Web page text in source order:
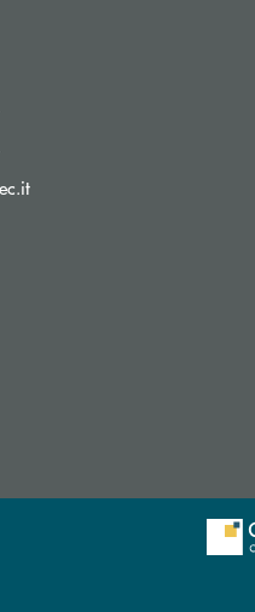
(si apre l’app di posta
(si apre l’app di posta